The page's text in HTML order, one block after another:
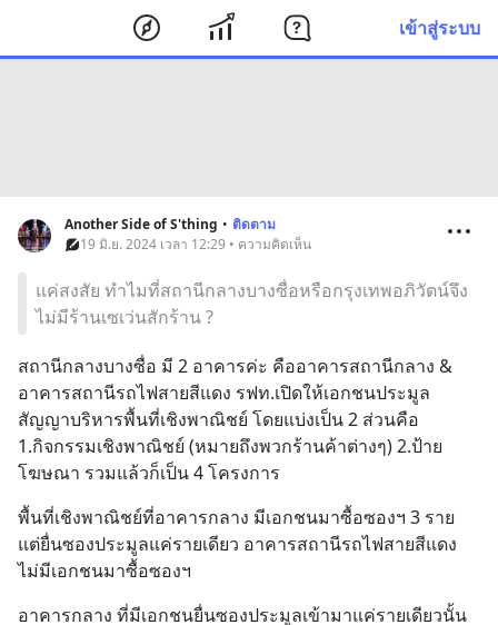
เข้าสู่ระบบ
Another Side of S'thing • ติดตาม
19 มิ.ย. 2024 เวลา 12:29 • ความคิดเห็น
แค่สงสัย ทำไมที่สถานีกลางบางซื่อหรือกรุงเทพอภิวัตน์จึง
ไม่มีร้านเซเว่นสักร้าน ?
สถานีกลางบางซื่อ มี 2 อาคารค่ะ คืออาคารสถานีกลาง &
อาคารสถานีรถไฟสายสีแดง รฟท.เปิดให้เอกชนประมูล
สัญญาบริหารพื้นที่เชิงพาณิชย์ โดยแบ่งเป็น 2 ส่วนคือ
1.กิจกรรมเชิงพาณิชย์ (หมายถึงพวกร้านค้าต่างๆ) 2.ป้าย
โฆษณา รวมแล้วก็เป็น 4 โครงการ
พื้นที่เชิงพาณิชย์ที่อาคารกลาง มีเอกชนมาซื้อซองฯ 3 ราย
แต่ยื่นซองประมูลแค่รายเดียว อาคารสถานีรถไฟสายสีแดง
ไม่มีเอกชนมาซื้อซองฯ
อาคารกลาง ที่มีเอกชนยื่นซองประมูลเข้ามาแค่รายเดียวนั้น